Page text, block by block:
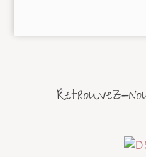
Retrouvez-